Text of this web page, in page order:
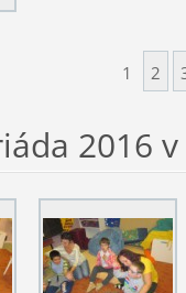
1 2
2016 v